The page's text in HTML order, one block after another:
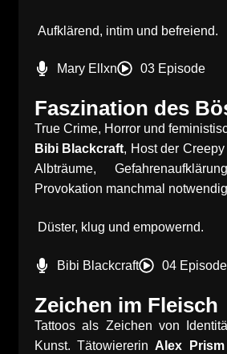
Aufklärend, intim und befreiend.
Mary Ellxn 03 Episode
Faszination des
True Crime, Horror und
Bibi Blackcraft, Host der
Albträume,
Provokation manchmal
Düster, klug und empowernd.
Bibi Blackcraft 04 Episode
Zeichen im Fleisch
Tattoos als Zeichen von
Kunst. Tätowiererin Alex Prism